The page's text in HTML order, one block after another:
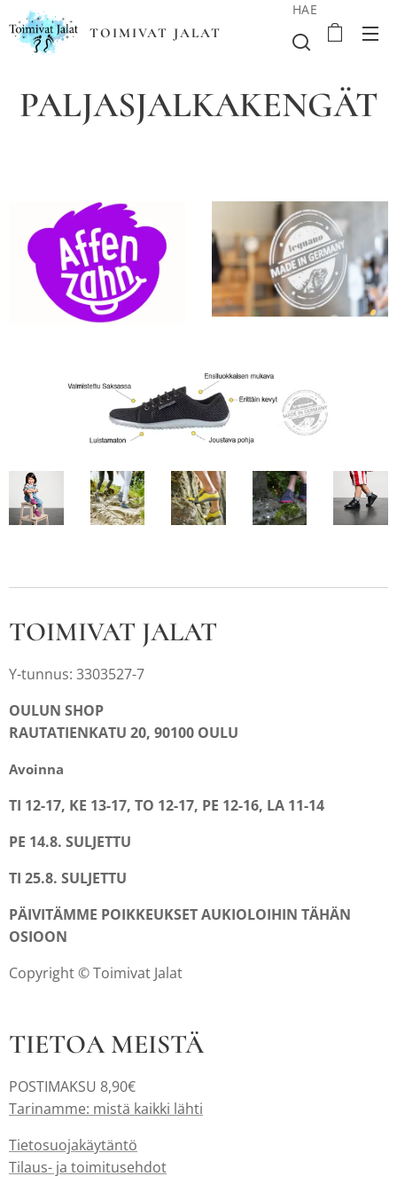
TOIMIVAT JALAT
HAE
PALJASJALKAKENGÄT
TOIMIVAT JALAT
Y-tunnus: 3303527-7
OULUN SHOP
RAUTATIENKATU 20, 90100 OULU
Avoinna
TI 12-17, KE 13-17, TO 12-17, PE 12-16, LA 11-14
PE 14.8. SULJETTU
TI 25.8. SULJETTU
PÄIVITÄMME POIKKEUKSET AUKIOLOIHIN TÄHÄN
OSIOON
Copyright © Toimivat Jalat
TIETOA MEISTÄ
POSTIMAKSU 8,90€
Tarinamme: mistä kaikki lähti
Tietosuojakäytäntö
Tilaus- ja toimitusehdot